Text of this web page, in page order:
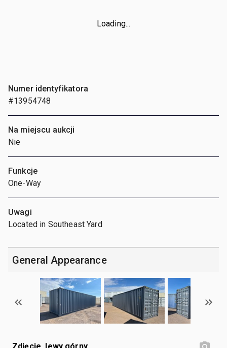
Loading...
Numer identyfikatora
#13954748
Na miejscu aukcji
Nie
Funkcje
One-Way
Uwagi
Located in Southeast Yard
General Appearance